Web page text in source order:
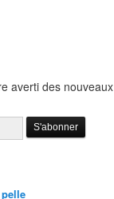
averti des nouveaux